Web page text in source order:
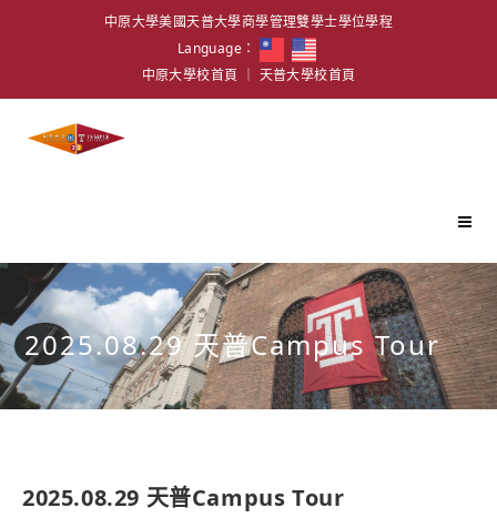
中原大學美國天普大學商學管理雙學士學位學程
Language：
中原大學校首頁
天普大學校首頁
2025.08.29 天普Campus Tour
2025.08.29 天普Campus Tour